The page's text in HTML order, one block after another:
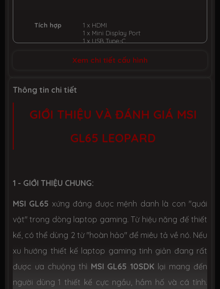
Tích hợp
1 x HDMI
1 x Mini Display Port
1 x USB Type-C
1 x Jack Audio™
1 x MicroSD Reader
1 x Steelseries Engine 3
1 x CoolerBoost 5 (2 Fans with 7 heat
Trọng
lượng
2.3 kg
357 x 248 x 27.5 mm (Dài x Rộng x Dày)
Xem chi tiết cấu hình
Thông tin chi tiết
GIỚI THIỆU VÀ ĐÁNH GIÁ MSI
GL65 LEOPARD
1 - GIỚI THIỆU CHUNG:
MSI GL65 xứng đáng được mệnh danh là con "quái
vật" trong dòng laptop gaming. Từ hiệu năng đế thiết
kế, có thể dùng 2 từ "hoàn hảo" để miêu tả về nó. Nếu
xu hướng thiết kế laptop gaming tinh giản đang rất
được ưa chuộng thì MSI GL65 10SDK lại mang đến
người dùng 1 thiết kế cực ngầu, hầm hố và cá tính.